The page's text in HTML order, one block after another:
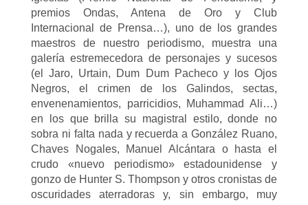
premios Ondas, Antena de Oro y Club
Internacional de Prensa…), uno de los grandes
maestros de nuestro periodismo, muestra una
galería estremecedora de personajes y sucesos
(el Jaro, Urtain, Dum Dum Pacheco y los Ojos
Negros, el crimen de los Galindos, sectas,
envenenamientos, parricidios, Muhammad Ali…)
en los que brilla su magistral estilo, donde no
sobra ni falta nada y recuerda a González Ruano,
Chaves Nogales, Manuel Alcántara o hasta el
crudo «nuevo periodismo» estadounidense y
gonzo de Hunter S. Thompson y otros cronistas de
oscuridades aterradoras y, sin embargo, muy